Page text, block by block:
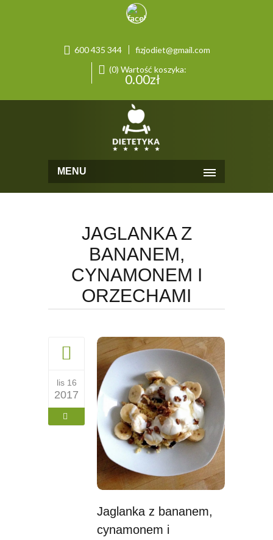
600 435 344
fizjodiet@gmail.com
(0) Wartość koszyka:
0.00zł
MENU
JAGLANKA Z
BANANEM,
CYNAMONEM I
ORZECHAMI
lis 16
2017
Jaglanka z bananem,
cynamonem i